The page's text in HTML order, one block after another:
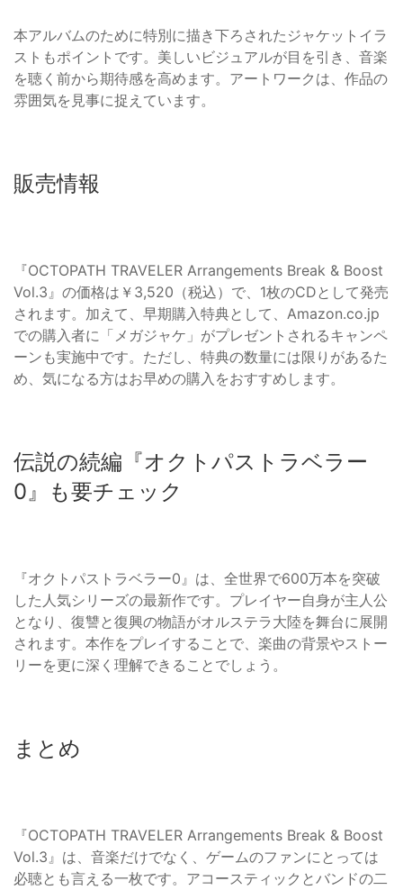
本アルバムのために特別に描き下ろされたジャケットイラ
ストもポイントです。美しいビジュアルが目を引き、音楽
を聴く前から期待感を高めます。アートワークは、作品の
雰囲気を見事に捉えています。
販売情報
『OCTOPATH TRAVELER Arrangements Break & Boost
Vol.3』の価格は￥3,520（税込）で、1枚のCDとして発売
されます。加えて、早期購入特典として、Amazon.co.jp
での購入者に「メガジャケ」がプレゼントされるキャンペ
ーンも実施中です。ただし、特典の数量には限りがあるた
め、気になる方はお早めの購入をおすすめします。
伝説の続編『オクトパストラベラー
0』も要チェック
『オクトパストラベラー0』は、全世界で600万本を突破
した人気シリーズの最新作です。プレイヤー自身が主人公
となり、復讐と復興の物語がオルステラ大陸を舞台に展開
されます。本作をプレイすることで、楽曲の背景やストー
リーを更に深く理解できることでしょう。
まとめ
『OCTOPATH TRAVELER Arrangements Break & Boost
Vol.3』は、音楽だけでなく、ゲームのファンにとっては
必聴とも言える一枚です。アコースティックとバンドの二